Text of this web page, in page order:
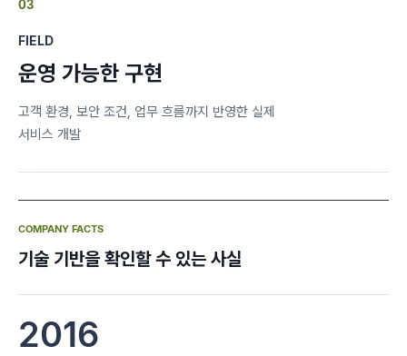
03
FIELD
운영 가능한 구현
고객 환경, 보안 조건, 업무 흐름까지 반영한 실제
서비스 개발
COMPANY FACTS
기술 기반을 확인할 수 있는 사실
2016